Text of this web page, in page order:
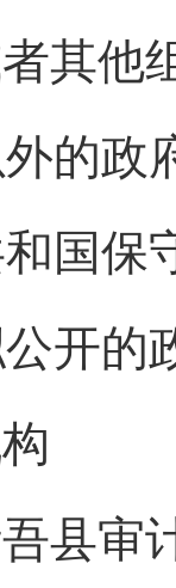
其他
的政
国保
开的
县审